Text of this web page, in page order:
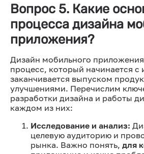
Вопрос 5. Какие
процесса дизайна
приложения?
Дизайн мобильного
процесс, который начинается с
заканчивается выпуском
улучшениями. Перечислим
разработки дизайна и работы
каждом из них:
Исследование и анализ:
целевую аудиторию и
рынка. Важно понять, для